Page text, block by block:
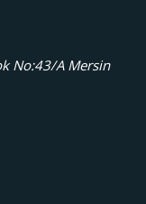
No:43/A Mersin